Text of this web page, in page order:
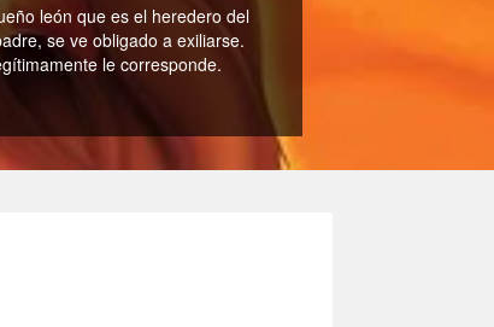
león que es el heredero del
se ve obligado a exiliarse.
le corresponde.